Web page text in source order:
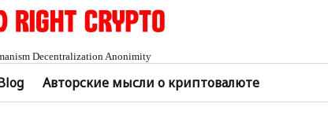
Decentralization Anonimity
Авторские мысли о криптовалюте